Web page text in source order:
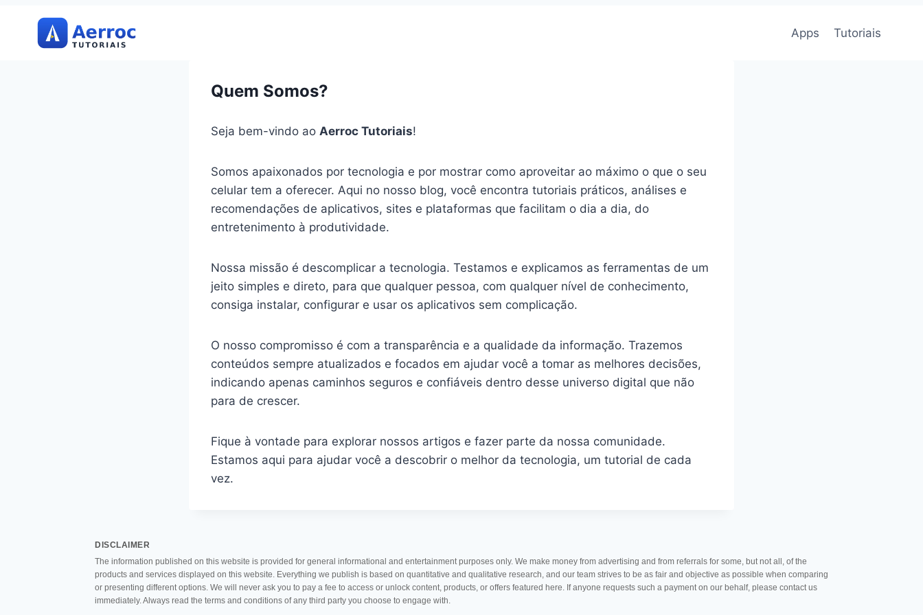
Apps Tutoriais
Quem Somos?
Seja bem-vindo ao Aerroc Tutoriais!
Somos apaixonados por tecnologia e por mostrar como aproveitar ao máximo o que o seu
celular tem a oferecer. Aqui no nosso blog, você encontra tutoriais práticos, análises e
recomendações de aplicativos, sites e plataformas que facilitam o dia a dia, do
entretenimento à produtividade.
Nossa missão é descomplicar a tecnologia. Testamos e explicamos as ferramentas de um
jeito simples e direto, para que qualquer pessoa, com qualquer nível de conhecimento,
consiga instalar, configurar e usar os aplicativos sem complicação.
O nosso compromisso é com a transparência e a qualidade da informação. Trazemos
conteúdos sempre atualizados e focados em ajudar você a tomar as melhores decisões,
indicando apenas caminhos seguros e confiáveis dentro desse universo digital que não
para de crescer.
Fique à vontade para explorar nossos artigos e fazer parte da nossa comunidade.
Estamos aqui para ajudar você a descobrir o melhor da tecnologia, um tutorial de cada
vez.
DISCLAIMER
The information published on this website is provided for general informational and entertainment purposes only. We make money from advertising and from referrals for some, but not all, of the
products and services displayed on this website. Everything we publish is based on quantitative and qualitative research, and our team strives to be as fair and objective as possible when comparing
or presenting different options. We will never ask you to pay a fee to access or unlock content, products, or offers featured here. If anyone requests such a payment on our behalf, please contact us
immediately. Always read the terms and conditions of any third party you choose to engage with.